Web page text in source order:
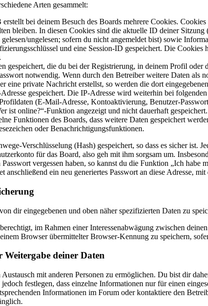
Arten gesammelt:
bei deinem Besuch des Boards mehrere Cookies.
bleiben. In diesen Cookies sind die aktuelle ID deiner
ungelesen; sofern du nicht angemeldet bist) sowie
und eine Session-ID gespeichert. Die
gespeichert, die du bei der Registrierung, in deinem Profil
notwendig. Wenn durch den Betreiber weitere Daten als
eine private Nachricht erstellst, so werden die dort
gespeichert. Die IP-Adresse wird weiterhin bei
(E-Mail-Adresse, Kontoaktivierung, Benutzer-
ist online?“-Funktion angezeigt und nicht dauerhaft gespeichert.
Funktionen des Boards, dass weitere Daten gespeichert
oder Benachrichtigungsfunktionen.
Verschlüsselung (Hash) gespeichert, so dass es sicher
für das Board, also geh mit ihm sorgsam um.
vergessen haben, so kannst du die Funktion „Ich
anschließend ein neu generiertes Passwort an diese Adresse,
dir eingegebenen und oben näher spezifizierten Daten zu
im Rahmen einer Interessenabwägung zwischen
Browser übermittelter Browser-Kennung zu speichern,
Weitergabe deiner Daten
mit anderen Personen zu ermöglichen. Du bist dir
festlegen, dass einzelne Informationen nur für einen
Informationen im Forum oder kontaktiere den